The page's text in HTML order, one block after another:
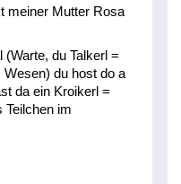
meiner Mutter Rosa
(Warte, du Talkerl =
du host do a
da ein Kroikerl =
Teilchen im